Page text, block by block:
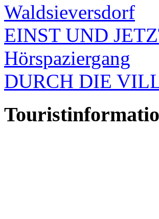
Waldsieversdorf
EINST UND
Hörspaziergang
DURCH DIE